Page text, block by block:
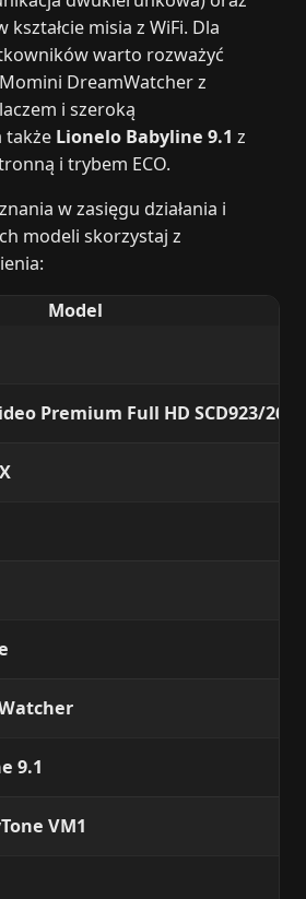
kształcie misia z WiFi. Dla
warto rozważyć
DreamWatcher z
i szeroką
także Lionelo Babyline 9.1 z
i trybem ECO.
w zasięgu działania i
modeli skorzystaj z
Model
Premium Full HD SCD923/26
9.1
VM1